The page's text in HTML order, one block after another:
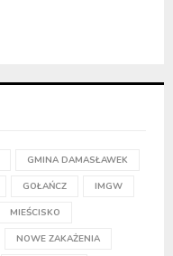
GMINA DAMASŁAWEK
GOŁAŃCZ IMGW
MIEŚCISKO
NOWE ZAKAŻENIA